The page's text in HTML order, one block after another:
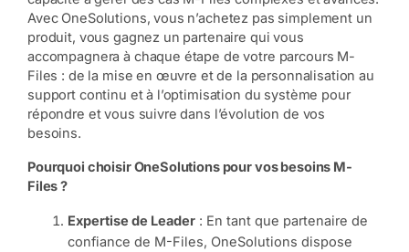
Avec OneSolutions, vous n’achetez pas simplement un
produit, vous gagnez un partenaire qui vous
accompagnera à chaque étape de votre parcours M-
Files : de la mise en œuvre et de la personnalisation au
support continu et à l’optimisation du système pour
répondre et vous suivre dans l’évolution de vos
besoins.
Pourquoi choisir OneSolutions pour vos besoins M-
Files ?
Expertise de Leader: En tant que partenaire de
confiance de M-Files, OneSolutions dispose